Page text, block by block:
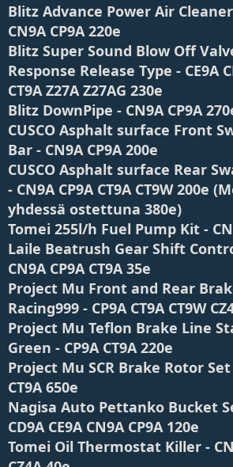
u
n
a
l
o
i
t
t
a
a
v
ä
ä
r
ä
Blitz Advance Power Air
CN9A CP9A 220e
Blitz Super Sound Blow Off
Response Release Type - CE9A
CT9A Z27A Z27AG 230e
Blitz DownPipe - CN9A CP9A
CUSCO Asphalt surface Front
Bar - CN9A CP9A 200e
CUSCO Asphalt surface Rear
- CN9A CP9A CT9A CT9W 200e
yhdessä ostettuna 380e)
Tomei 255l/h Fuel Pump Kit -
Laile Beatrush Gear Shift
CN9A CP9A CT9A 35e
Project Mu Front and Rear
Racing999 - CP9A CT9A CT9W
Project Mu Teflon Brake Line
Green - CP9A CT9A 220e
Project Mu SCR Brake Rotor
CT9A 650e
Nagisa Auto Pettanko Bucket
CD9A CE9A CN9A CP9A 120e
Tomei Oil Thermostat Killer -